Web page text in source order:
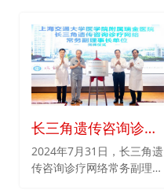
长三角遗传咨询诊疗
网络常务副理事长单
位上海交通大学医学
2024年7月31日，长三角遗
传咨询诊疗网络常务副理事